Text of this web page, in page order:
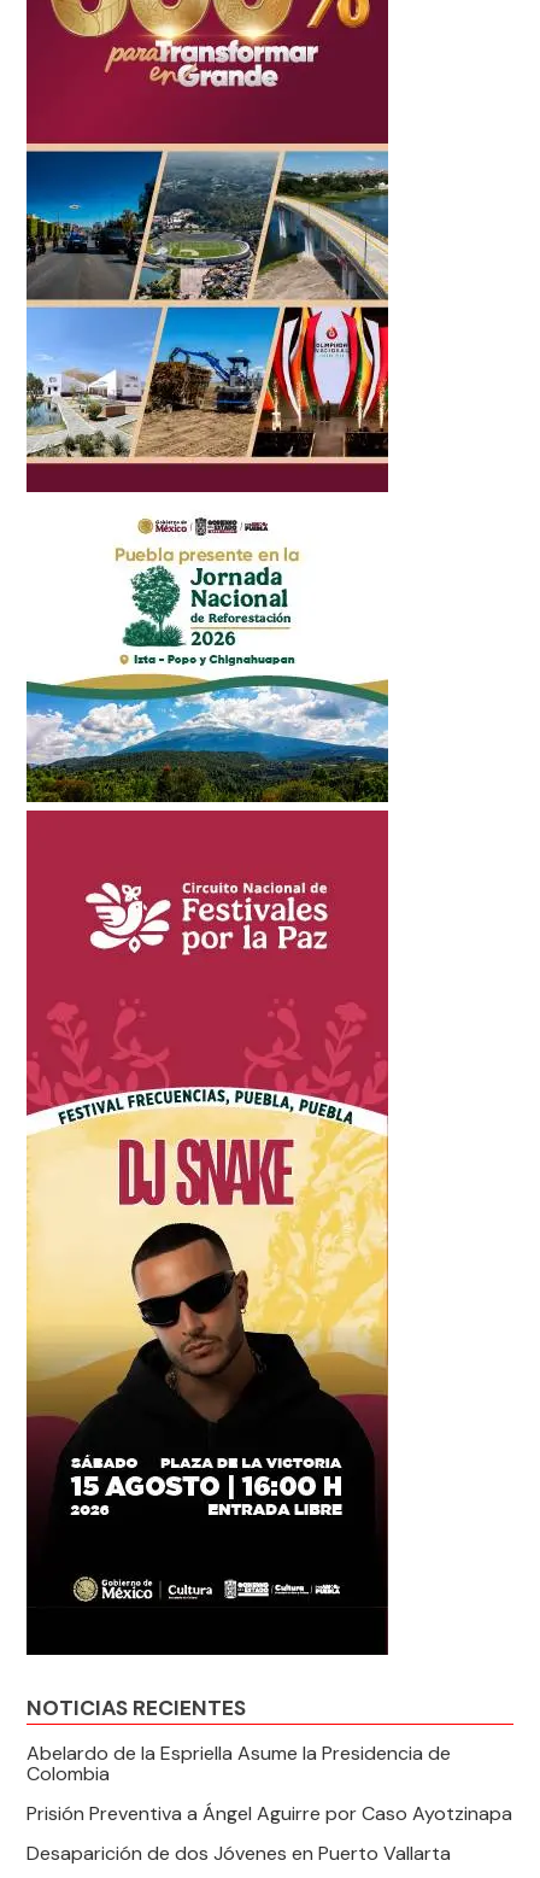
NOTICIAS RECIENTES
Abelardo de la Espriella Asume la Presidencia de
Colombia
Prisión Preventiva a Ángel Aguirre por Caso Ayotzinapa
Desaparición de dos Jóvenes en Puerto Vallarta